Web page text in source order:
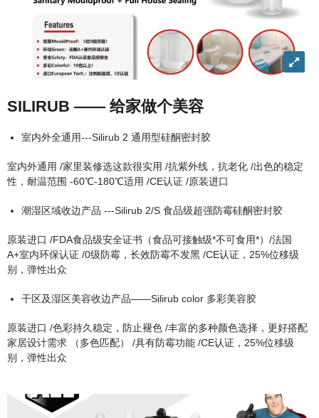
View
SILIRUB —— 给家做个美容
室内外全通用---Silirub 2 通用型硅酮密封胶
室内外通用 /家里装修选这款很实用 /抗紫外线，抗老化 /出色的稳定
性，耐温范围 -60℃-180℃适用 /CE认证 /原装进口
潮湿区域收边产品 ---Silirub 2/S 食品级超强防霉硅酮密封胶
原装进口 /FDA食品级安全证书（食品可接触级*不可食用*）/法国
A+室内环保认证 /0级防霉，长效防霉不发黑 /CE认证，25%位移级
别，弹性出众
干区及湿区美容收边产品——Silirub color 多彩美容胶
原装进口 /色彩持久稳定，防止褪色 /丰富的多种颜色选择，更好搭配
家居设计需求 （多色匹配） /具有防霉功能 /CE认证，25%位移级
别，弹性出众